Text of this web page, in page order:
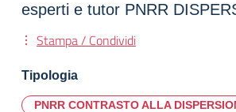
esperti e tutor PNRR
Stampa / Condividi
Tipologia
PNRR CONTRASTO ALLA